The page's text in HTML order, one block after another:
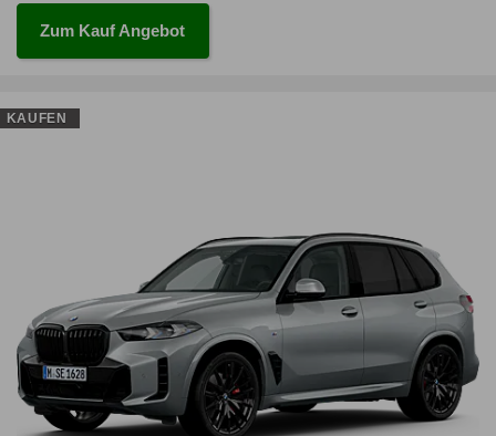
Zum Kauf Angebot
KAUFEN